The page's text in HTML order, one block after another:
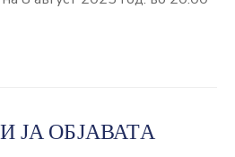
ЈА ОБЈАВАТА